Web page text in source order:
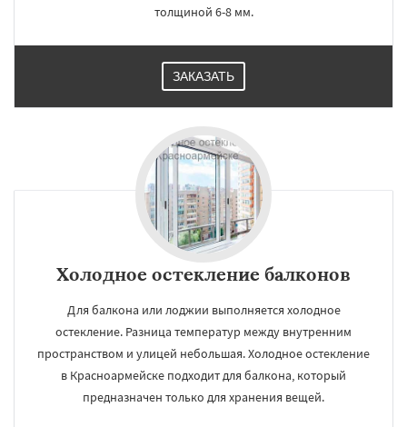
толщиной 6-8 мм.
ЗАКАЗАТЬ
Холодное остекление балконов
Для балкона или лоджии выполняется холодное
остекление. Разница температур между внутренним
пространством и улицей небольшая. Холодное остекление
в Красноармейске подходит для балкона, который
предназначен только для хранения вещей.